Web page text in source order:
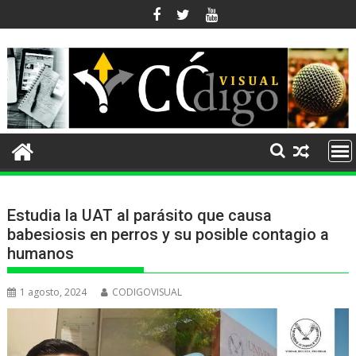
al
contenido
Estudia la UAT al parásito que causa
babesiosis en perros y su posible contagio a
humanos
1 agosto, 2024 CODIGOVISUAL